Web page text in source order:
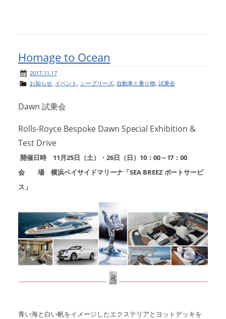
Homage to Ocean
2017.11.17
お知らせ, イベント シーブリーズ, 自動車と乗り物, 試乗会
Dawn 試乗会
Rolls-Royce Bespoke Dawn Special Exhibition &
Test Drive
開催日時 11月25日（土）・26日（日）10：00～17：00
会 場 横浜ベイサイドマリーナ「SEA BREEZ ボートサービ
ス」
青い海と白い帆をイメージしたエクステリアとヨットデッキを